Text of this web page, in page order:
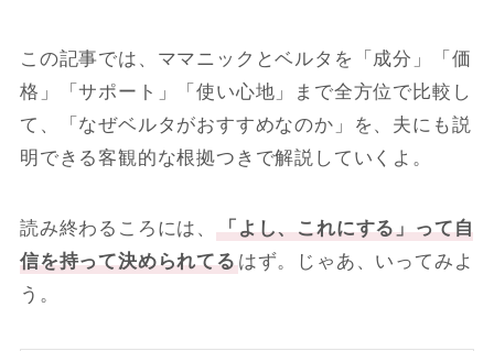
この記事では、ママニックとベルタを「成分」「価
格」「サポート」「使い心地」まで全方位で比較し
て、「なぜベルタがおすすめなのか」を、夫にも説
明できる客観的な根拠つきで解説していくよ。
読み終わるころには、
「よし、これにする」って自
信を持って決められてるはず。じゃあ、いってみよ
う。